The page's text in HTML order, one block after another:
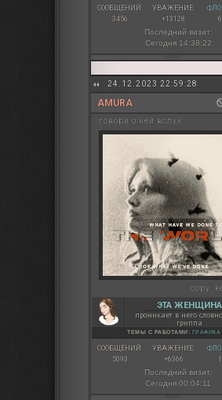
СООБЩЕНИЙ:
3456
УВАЖЕНИЕ:
+13128
Последний визит:
Сегодня 14:38:22
24.12.2023 22:59:28
AMURA
говори о ней вслух
copy:
ЭТА ЖЕНЩИНА
проникает в него
гриппа
ТЕМЫ С РАБОТАМИ: ГРАФИКА
СООБЩЕНИЙ:
5093
УВАЖЕНИЕ:
+6366
Последний визит:
Сегодня 00:04:11